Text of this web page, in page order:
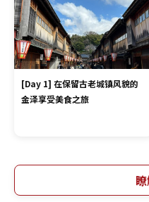
[Day 1] 在保留古老城镇风貌的
金泽享受美食之旅